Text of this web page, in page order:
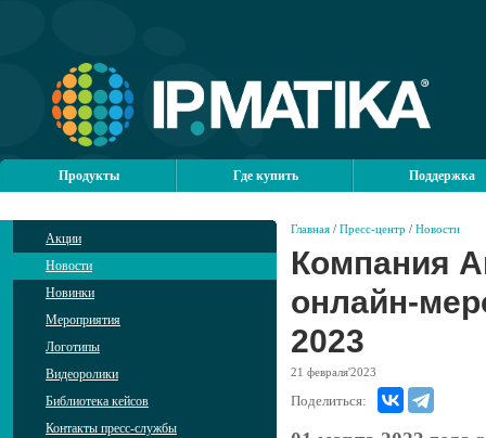
Продукты Где купить Поддержка
Акции
Новости
Новинки
Мероприятия
Логотипы
Видеоролики
Библиотека кейсов
Контакты пресс-службы
Главная / Пресс-центр / Новости
Компания
онлайн-
2023
21 февраля'2023
Поделиться: